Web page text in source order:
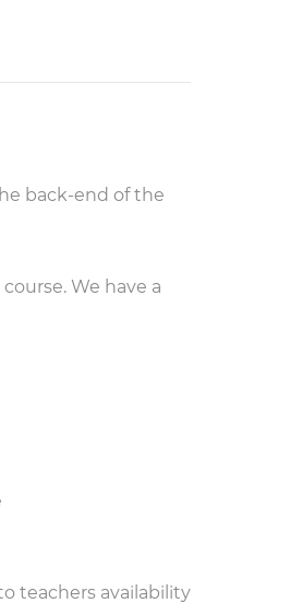
back-end of the
We have a
teachers availability